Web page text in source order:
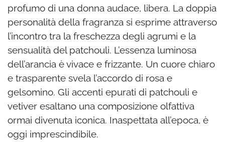
profumo di una donna audace, libera. La doppia
personalità della fragranza si esprime attraverso
l’incontro tra la freschezza degli agrumi e la
sensualità del patchouli. L’essenza luminosa
dell’arancia è vivace e frizzante. Un cuore chiaro
e trasparente svela l’accordo di rosa e
gelsomino. Gli accenti epurati di patchouli e
vetiver esaltano una composizione olfattiva
ormai divenuta iconica. Inaspettata all’epoca, è
oggi imprescindibile.